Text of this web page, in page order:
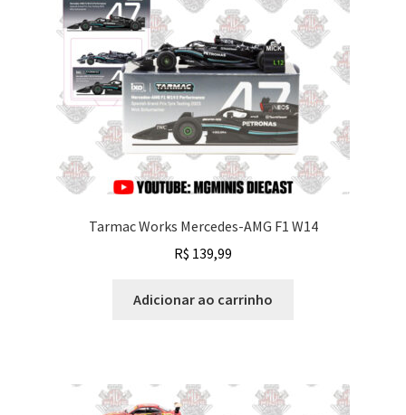
Tarmac Works Mercedes-AMG F1 W14
R$ 139,99
Adicionar ao carrinho